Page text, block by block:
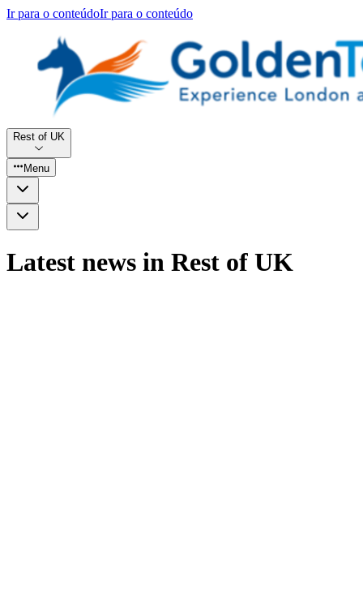
Ir para o conteúdoIr para o conteúdo
Rest of UK
Menu
Latest news in Rest of UK